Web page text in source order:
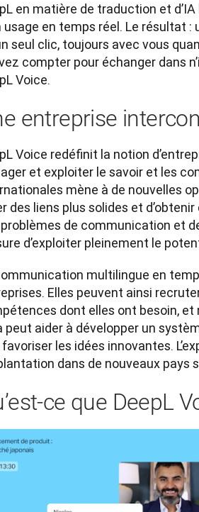
en matière de traduction et
usage en temps réel. Le résultat
seul clic, toujours avec vous
compter pour échanger dans
Voice.
entreprise
Voice redéfinit la notion
et exploiter le savoir et les
mène à de nouvelles
des liens plus solides et
de communication et
d’exploiter pleinement le
multilingue en
Elles peuvent ainsi
dont elles ont besoin, et
peut aider à développer un
les idées innovantes.
dans de nouveaux pays
ce que DeepL